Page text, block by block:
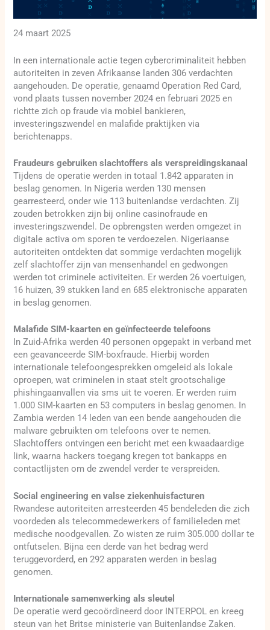
24 maart 2025
In een internationale actie tegen cybercriminaliteit hebben
autoriteiten in zeven Afrikaanse landen 306 verdachten
aangehouden. De operatie, genaamd Operation Red Card,
vond plaats tussen november 2024 en februari 2025 en
richtte zich op fraude via mobiel bankieren,
investeringszwendel en malafide praktijken via
berichtenapps.
Fraudeurs gebruiken slachtoffers als verspreidingskanaal
Tijdens de operatie werden in totaal 1.842 apparaten in
beslag genomen. In Nigeria werden 130 mensen
gearresteerd, onder wie 113 buitenlandse verdachten. Zij
zouden betrokken zijn bij online casinofraude en
investeringszwendel. De opbrengsten werden omgezet in
digitale activa om sporen te verdoezelen. Nigeriaanse
autoriteiten ontdekten dat sommige verdachten mogelijk
zelf slachtoffer zijn van mensenhandel en gedwongen
werden tot criminele activiteiten. Er werden 26 voertuigen,
16 huizen, 39 stukken land en 685 elektronische apparaten
in beslag genomen.
Malafide SIM-kaarten en geïnfecteerde telefoons
In Zuid-Afrika werden 40 personen opgepakt in verband met
een geavanceerde SIM-boxfraude. Hierbij worden
internationale telefoongesprekken omgeleid als lokale
oproepen, wat criminelen in staat stelt grootschalige
phishingaanvallen via sms uit te voeren. Er werden ruim
1.000 SIM-kaarten en 53 computers in beslag genomen. In
Zambia werden 14 leden van een bende aangehouden die
malware gebruikten om telefoons over te nemen.
Slachtoffers ontvingen een bericht met een kwaadaardige
link, waarna hackers toegang kregen tot bankapps en
contactlijsten om de zwendel verder te verspreiden.
Social engineering en valse ziekenhuisfacturen
Rwandese autoriteiten arresteerden 45 bendeleden die zich
voordeden als telecommedewerkers of familieleden met
medische noodgevallen. Zo wisten ze ruim 305.000 dollar te
ontfutselen. Bijna een derde van het bedrag werd
teruggevorderd, en 292 apparaten werden in beslag
genomen.
Internationale samenwerking als sleutel
De operatie werd gecoördineerd door INTERPOL en kreeg
steun van het Britse ministerie van Buitenlandse Zaken.